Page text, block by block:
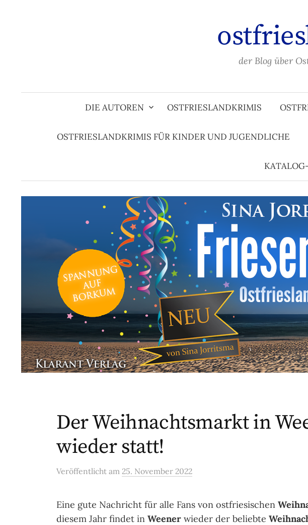
der Blog über
DIE AUTOREN OSTFRIESLANDKRIMIS
OSTFRIESLANDKRIMIS FÜR KINDER UND JUGENDLICHE
Der Weihnachtsmarkt in
wieder statt!
Veröffentlicht am 25. November 2022
Eine gute Nachricht für alle Fans von ostfriesischen
diesem Jahr findet in Weener wieder der beliebte